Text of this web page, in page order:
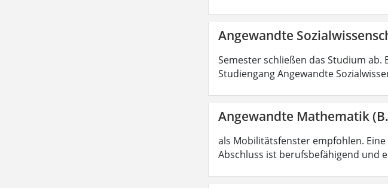
Angewandte
Semester schließen das Studium
Studiengang Angewandte
Angewandte Mathematik
als Mobilitätsfenster empfohlen.
Abschluss ist berufsbefähigend und